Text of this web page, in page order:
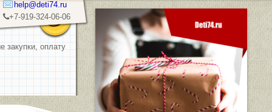
help@deti74.ru
+7-919-324-06-06
закупки, оплату